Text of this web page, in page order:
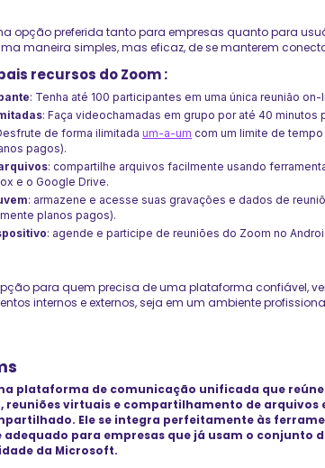
opção preferida tanto para empresas quanto para
maneira simples, mas eficaz, de se manterem
recursos do Zoom:
: Tenha até 100 participantes em uma única reunião on-
: Faça videochamadas em grupo por até 40 minutos
de forma ilimitadaum-a-um com um limite de
pagos).
: compartilhe arquivos facilmente usando
e o Google Drive.
: armazene e acesse suas gravações e dados de
planos pagos).
: agende e participe de reuniões do Zoom no
para quem precisa de uma plataforma confiável,
internos e externos, seja em um ambiente
plataforma de comunicação unificada que
reuniões virtuais e compartilhamento de arquivos
Ele se integra perfeitamente às
para empresas que já usam o conjunto
da Microsoft.